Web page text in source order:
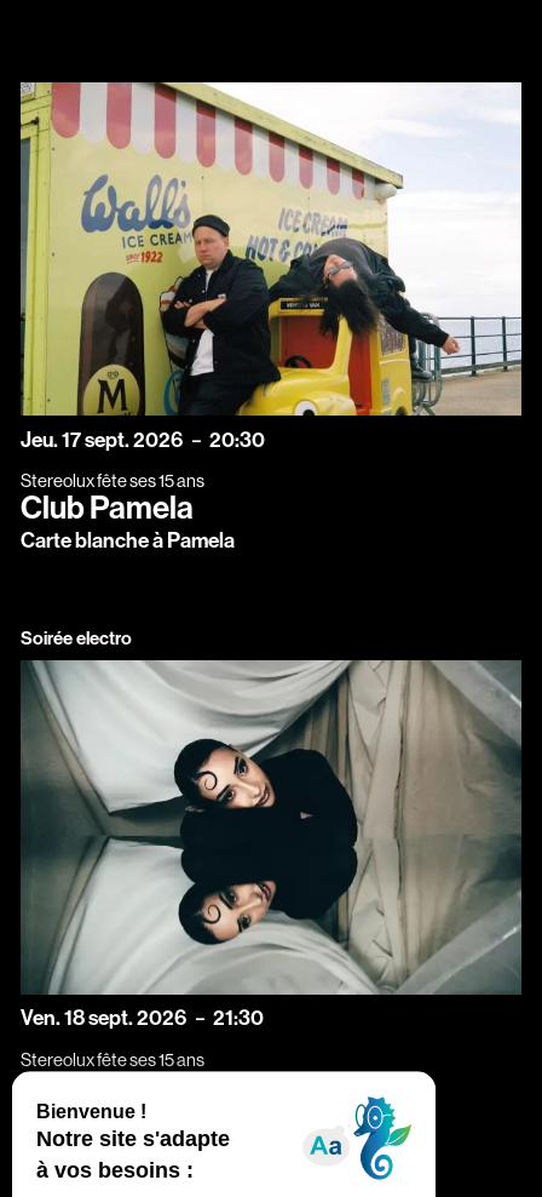
jeudi
Jeu.17septembre
sept.2026 20:30
Stereolux fête ses 15 ans
Club Pamela
Carte blanche à Pamela
Soirée electro
vendredi
Ven.18septembre
sept.2026 21:30
Stereolux fête ses 15 ans
Miley Serious + Lou Nour (Fka
Sicaria) + ATOEM +
Komfortrauschen
+ Errances Nocturnes par le collectif Kluster